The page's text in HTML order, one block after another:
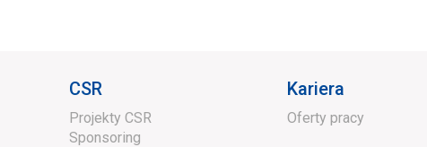
CSR
Projekty CSR
Sponsoring
Kariera
Oferty pracy